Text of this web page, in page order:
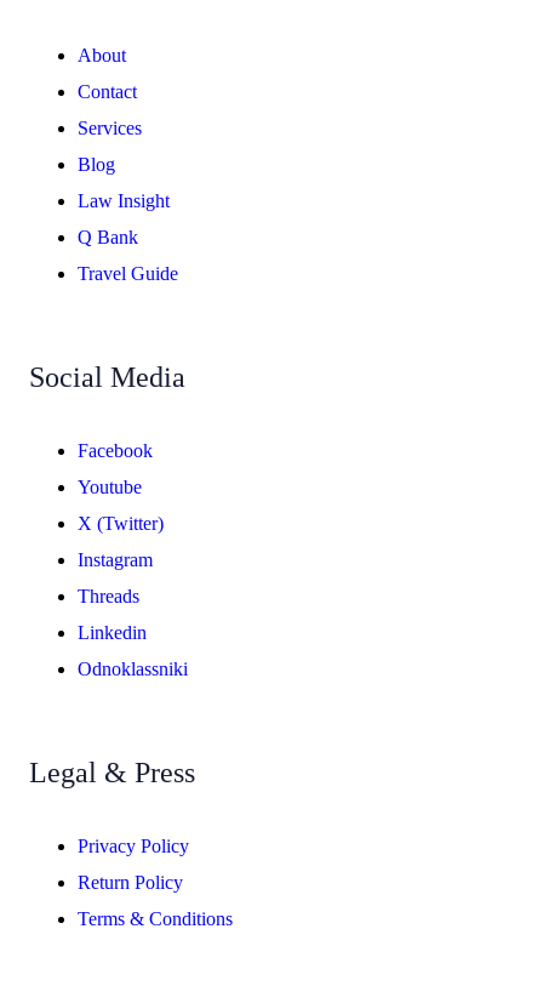
About
Contact
Services
Blog
Law Insight
Q Bank
Travel Guide
Social Media
Facebook
Youtube
X (Twitter)
Instagram
Threads
Linkedin
Odnoklassniki
Legal & Press
Privacy Policy
Return Policy
Terms & Conditions